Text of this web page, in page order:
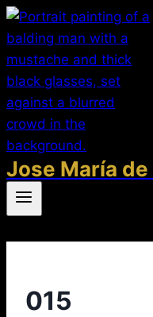
Saltar
al
contenido
Jose María de
015